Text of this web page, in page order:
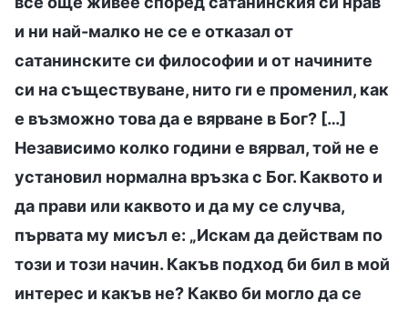
и ни най-малко не се е отказал от
сатанинските си философии и от начините
си на съществуване, нито ги е променил, как
е възможно това да е вярване в Бог? […]
Независимо колко години е вярвал, той не е
установил нормална връзка с Бог. Каквото и
да прави или каквото и да му се случва,
първата му мисъл е: „Искам да действам по
този и този начин. Какъв подход би бил в мой
интерес и какъв не? Какво би могло да се